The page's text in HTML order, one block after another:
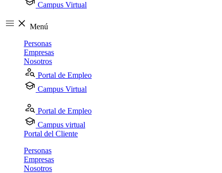
Campus Virtual
Menú
Personas
Empresas
Nosotros
Portal de Empleo
Campus Virtual
Portal de Empleo
Campus virtual
Portal del Cliente
Personas
Empresas
Nosotros